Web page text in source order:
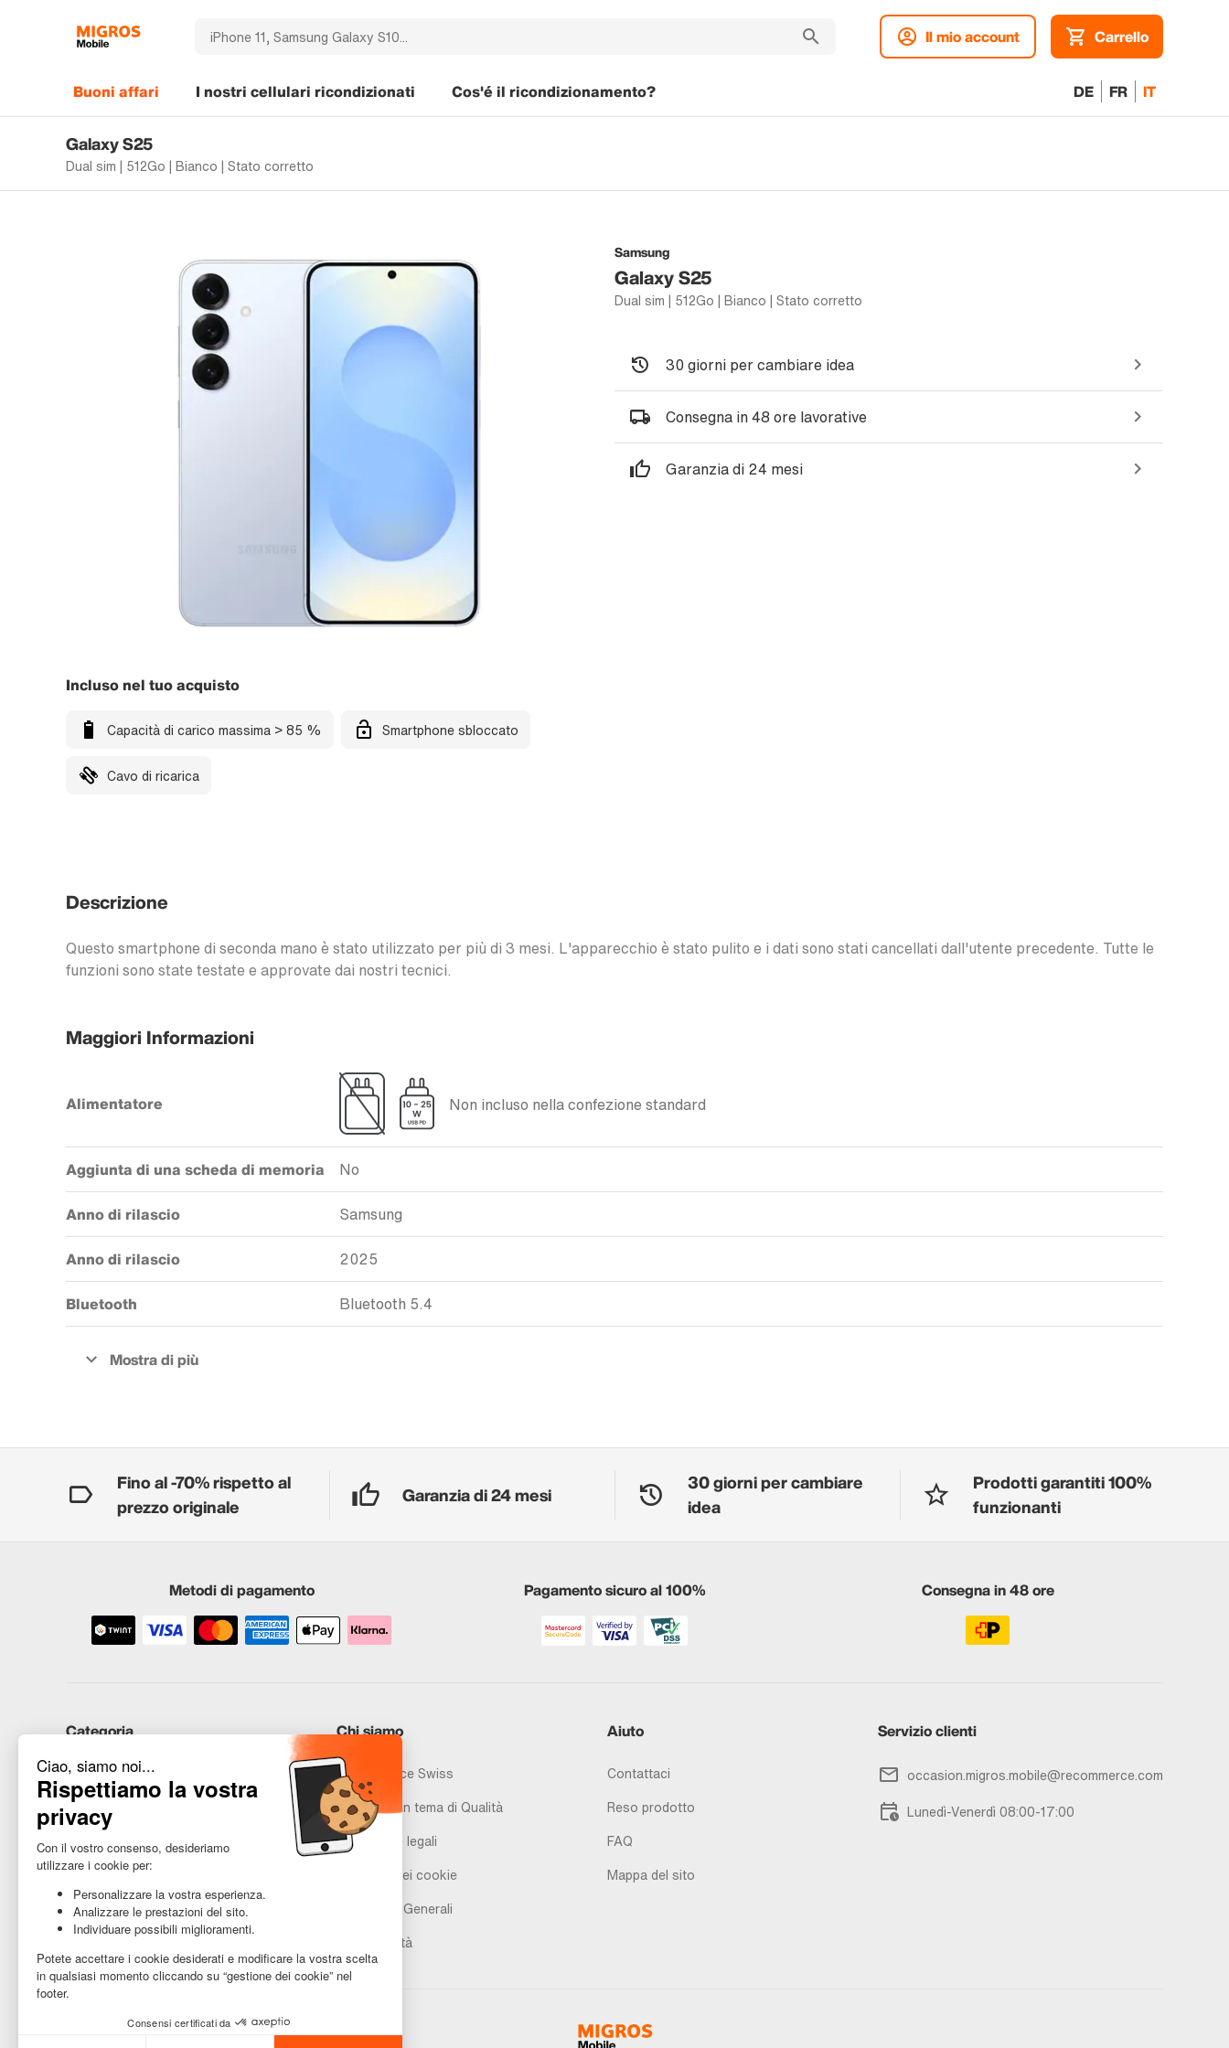
Il mio account Carrello
DE FR IT
Buoni affari I nostri cellulari ricondizionati Cos'é il ricondizionamento?
Galaxy S25
Dual sim | 512Go | Bianco | Stato corretto
Samsung
Galaxy S25
Dual sim | 512Go | Bianco | Stato corretto
Incluso nel tuo acquisto
Capacità di carico massima > 85 % Smartphone sbloccato
Cavo di ricarica
30 giorni per cambiare idea
Consegna in 48 ore lavorative
Garanzia di 24 mesi
Descrizione
Questo smartphone di seconda mano è stato utilizzato per più di 3 mesi. L'apparecchio è stato pulito e i dati sono stati cancellati dall'utente precedente. Tutte le
funzioni sono state testate e approvate dai nostri tecnici.
Maggiori Informazioni
Alimentatore Non incluso nella confezione standard
Aggiunta di una scheda di memoria No
Anno di rilascio Samsung
Anno di rilascio 2025
Bluetooth Bluetooth 5.4
Fino al -70% rispetto al
prezzo originale
Garanzia di 24 mesi
30 giorni per cambiare
idea
Prodotti garantiti 100%
funzionanti
Metodi di pagamento Pagamento sicuro al 100% Consegna in 48 ore
Categoria
iPhone
Samsung
Huawei
Hai bisogno di aiuto?
Chi siamo
Recommerce Swiss
Promesse in tema di Qualità
Avvertenze legali
Gestione dei cookie
Condizioni Generali
Accessibilità
Aiuto
Contattaci
Reso prodotto
FAQ
Mappa del sito
Servizio clienti
occasion.migros.mobile@recommerce.com
Lunedì-Venerdì 08:00-17:00